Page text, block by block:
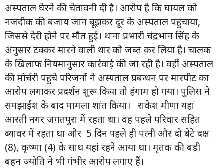
अस्पताल घेरने की चेतावनी दी है। आरोप है कि घायल को
नजदीक की बजाय जान बूझकर दूर के अस्पताल पहुंचाया,
जिससे देरी होने पर मौत हुई। थाना प्रभारी चंद्रभान सिंह के
अनुसार टक्कर मारने वाली थार को जब्त कर लिया है। चालक
के खिलाफ नियमानुसार कार्रवाई की जा रही है। वहीं अस्पताल
की मोर्चरी पहुंचे परिजनों ने अस्पताल प्रबन्धन पर मारपीट का
आरोप लगाकर प्रदर्शन शुरू किया तो हंगाम हो गया। पुलिस ने
समझाईश के बाद मामला शांत किया। राकेश मीणा यहां
आरती नगर जगतपुरा में रहता था। वह पहले परिवार सहित
ब्यावर में रहता था और 5 दिन पहले ही पत्नी और दो बेटे दक्ष
(8), कृष्णा (4) के साथ यहां रहने आया था। मृतक की बड़ी
बहन ज्योति ने भी गंभीर आरोप लगाए हैं।